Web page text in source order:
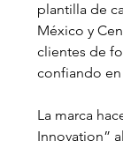
plantilla de
México y
clientes de
confiando
La marca
Innovation”